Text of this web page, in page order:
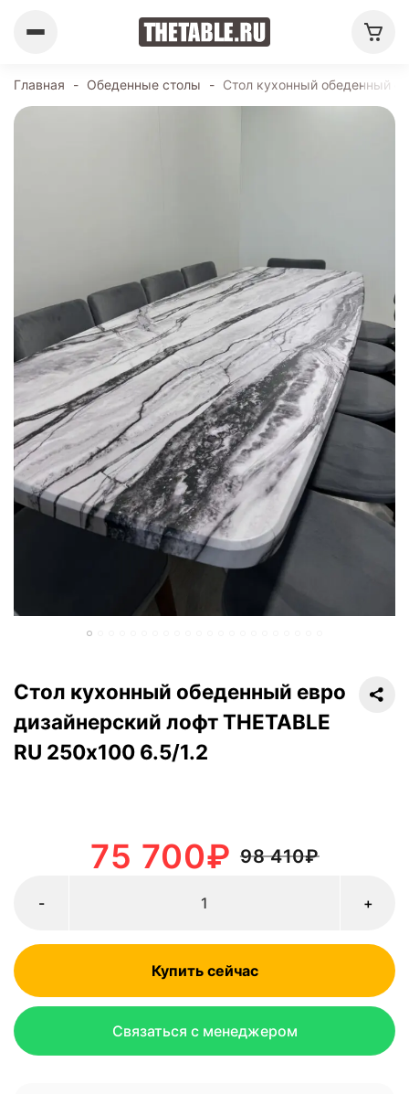
Главная - Обеденные столы - Стол кухонный обеденный
Стол кухонный обеденный евро
дизайнерский лофт THETABLE
RU 250х100 6.5/1.2
98 410₽
75 700₽
+
-
Купить сейчас
Связаться с менеджером